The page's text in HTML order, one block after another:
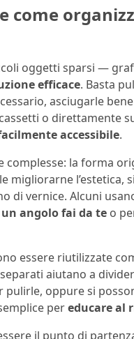
come
oggetti sparsi —
efficace. Basta
asciugarle
o direttamente
accessibile.
la forma
migliorarne
di vernice. Alcuni
angolo fai da te o
essere riutilizzate
aiutano a
pulirle, oppure si
pereducare al
il punto di